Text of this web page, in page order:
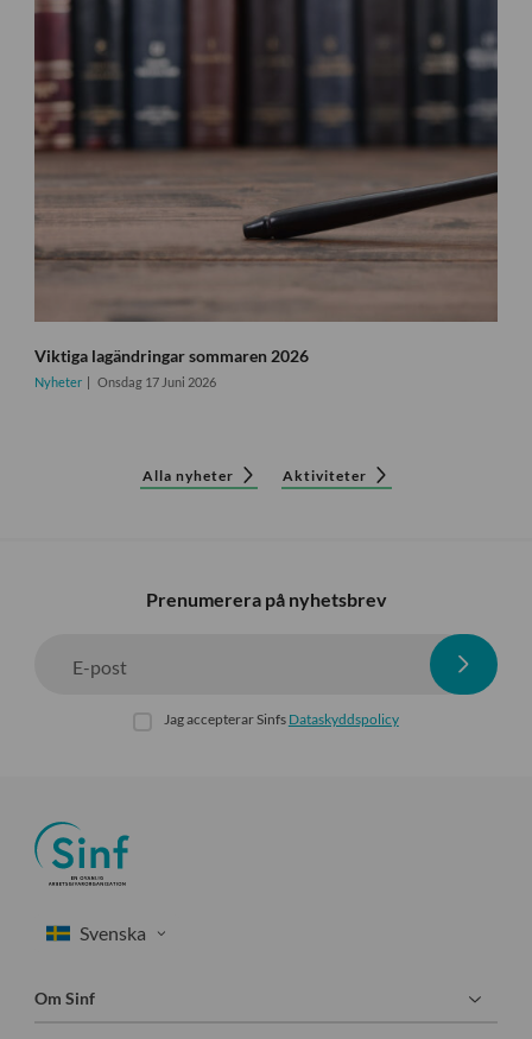
Viktiga lagändringar sommaren 2026
Nyheter Onsdag 17 Juni 2026
Alla nyheter Aktiviteter
Prenumerera på nyhetsbrev
E-post
Jag accepterar Sinfs Dataskyddspolicy
Om Sinf